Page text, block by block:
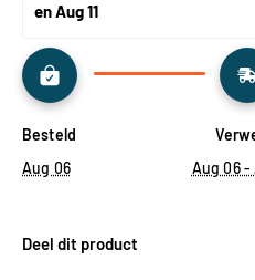
en Aug 11
Besteld
Aug 06
Aug 06 -
Deel dit product